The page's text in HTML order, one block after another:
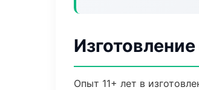
Опыт 11+ лет в